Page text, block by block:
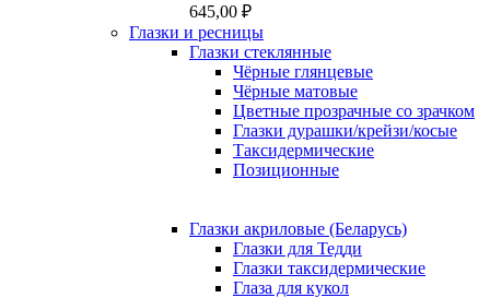
645,00 ₽
Глазки и ресницы
Глазки стеклянные
Чёрные глянцевые
Чёрные матовые
Цветные прозрачные со зрачком
Глазки дурашки/крейзи/косые
Таксидермические
Позиционные
Глазки акриловые (Беларусь)
Глазки для Тедди
Глазки таксидермические
Глаза для кукол